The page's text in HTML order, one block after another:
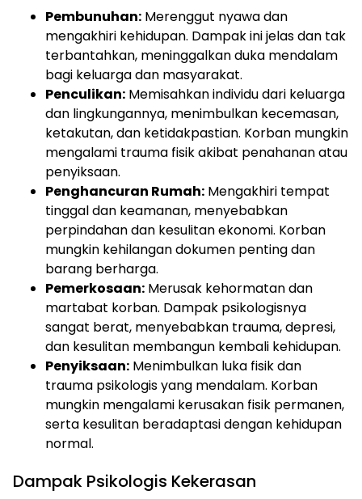
Pembunuhan: Merenggut nyawa dan
mengakhiri kehidupan. Dampak ini jelas dan tak
terbantahkan, meninggalkan duka mendalam
bagi keluarga dan masyarakat.
Penculikan: Memisahkan individu dari keluarga
dan lingkungannya, menimbulkan kecemasan,
ketakutan, dan ketidakpastian. Korban mungkin
mengalami trauma fisik akibat penahanan atau
penyiksaan.
Penghancuran Rumah: Mengakhiri tempat
tinggal dan keamanan, menyebabkan
perpindahan dan kesulitan ekonomi. Korban
mungkin kehilangan dokumen penting dan
barang berharga.
Pemerkosaan: Merusak kehormatan dan
martabat korban. Dampak psikologisnya
sangat berat, menyebabkan trauma, depresi,
dan kesulitan membangun kembali kehidupan.
Penyiksaan: Menimbulkan luka fisik dan
trauma psikologis yang mendalam. Korban
mungkin mengalami kerusakan fisik permanen,
serta kesulitan beradaptasi dengan kehidupan
normal.
Dampak Psikologis Kekerasan